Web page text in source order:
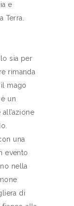
e
Terra.
sia per
rimanda
mago
un
una
evento
nella
di